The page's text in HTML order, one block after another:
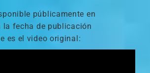
públicamente en
la fecha de publicación
es el video original: